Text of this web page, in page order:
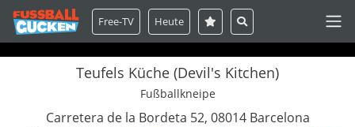
Free-TV Heute
Teufels Küche (Devil's Kitchen)
Fußballkneipe
Carretera de la Bordeta 52, 08014 Barcelona